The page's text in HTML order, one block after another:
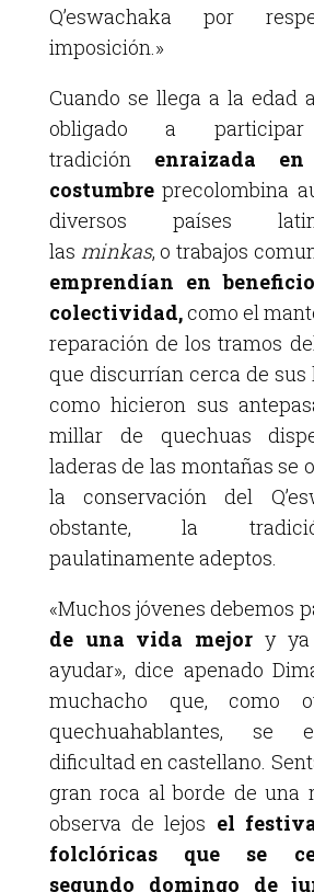
Q’eswachaka por
imposición.»
Cuando se llega a la edad
obligado a
tradiciónenraizada
costumbreprecolombina
diversos países
las minkas, o trabajos
emprendían en
colectividad,como el
reparación de los tramos
que discurrían cerca de sus
como hicieron sus
millar de quechuas
laderas de las montañas se
la conservación del
obstante, la
paulatinamente adeptos.
«Muchos jóvenes debemos
de una vida mejor y ya
ayudar», dice apenado
muchacho que, como
quechuahablantes, se
dificultad en castellano.
gran roca al borde de una
observa de lejos el
folclóricas que se
segundo domingo de